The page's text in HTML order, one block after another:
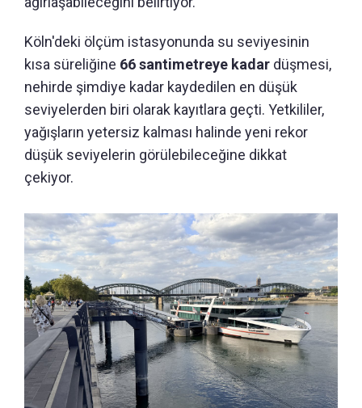
Köln'deki ölçüm istasyonunda su seviyesinin
kısa süreliğine 66 santimetreye kadar düşmesi,
nehirde şimdiye kadar kaydedilen en düşük
seviyelerden biri olarak kayıtlara geçti. Yetkililer,
yağışların yetersiz kalması halinde yeni rekor
düşük seviyelerin görülebileceğine dikkat
çekiyor.